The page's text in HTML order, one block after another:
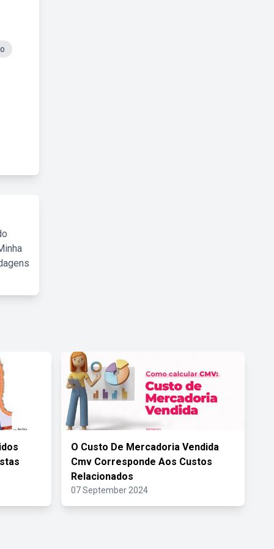
O Custo De Mercadoria Vendida
Cmv Corresponde Aos Custos
Relacionados
07 September 2024